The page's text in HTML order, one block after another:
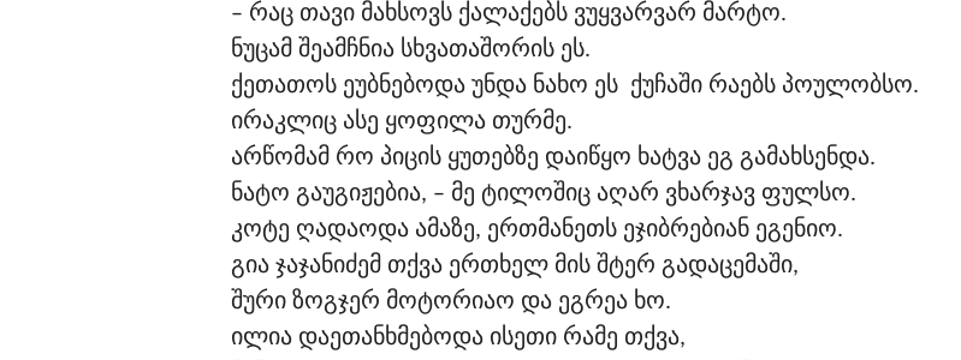
– რაც თავი მახსოვს ქალაქებს ვუყვარვარ მარტო.
ნუცამ შეამჩნია სხვათაშორის ეს.
ქეთათოს ეუბნებოდა უნდა ნახო ეს ქუჩაში რაებს პოულობსო.
ირაკლიც ასე ყოფილა თურმე.
არწომამ რო პიცის ყუთებზე დაიწყო ხატვა ეგ გამახსენდა.
ნატო გაუგიჟებია, – მე ტილოშიც აღარ ვხარჯავ ფულსო.
კოტე ღადაოდა ამაზე, ერთმანეთს ეჯიბრებიან ეგენიო.
გია ჯაჯანიძემ თქვა ერთხელ მის შტერ გადაცემაში,
შური ზოგჯერ მოტორიაო და ეგრეა ხო.
ილია დაეთანხმებოდა ისეთი რამე თქვა,